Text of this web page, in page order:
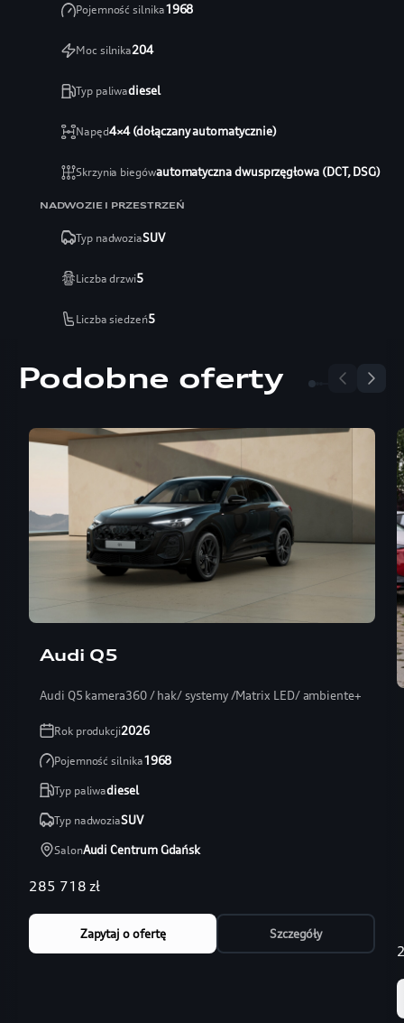
Pojemność silnika1968
Moc silnika204
Typ paliwadiesel
Napęd4×4 (dołączany automatycznie)
Skrzynia biegówautomatyczna dwusprzęgłowa (DCT, DSG)
NADWOZIE I PRZESTRZEŃ
Typ nadwoziaSUV
Liczba drzwi5
Liczba siedzeń5
Podobne oferty
Audi Q5
Audi Q5 kamera360 / hak/ systemy /Matrix LED/ ambiente+ / skóra
Rok produkcji2026
Pojemność silnika1968
Typ paliwadiesel
Typ nadwoziaSUV
SalonAudi Centrum Gdańsk
285 718 zł
Zapytaj o ofertę Szczegóły